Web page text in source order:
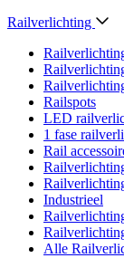
Railverlichting
Railspots
LED
1 fase
Rail
Industrieel
Alle